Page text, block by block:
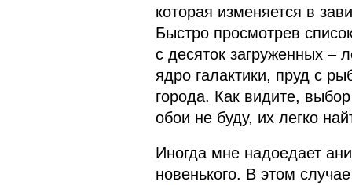
которая изменяется в
Быстро просмотрев
с десяток загруженных –
ядро галактики, пруд с
города. Как видите,
обои не буду, их легко
Иногда мне надоедает
новенького. В этом